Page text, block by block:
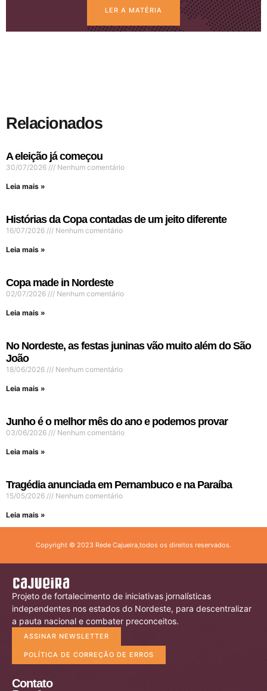
LER A MATÉRIA
Relacionados
A eleição já começou
30/07/2026 Nenhum comentário
Leia mais »
Histórias da Copa contadas de um jeito diferente
16/07/2026 Nenhum comentário
Leia mais »
Copa made in Nordeste
02/07/2026 Nenhum comentário
Leia mais »
No Nordeste, as festas juninas vão muito além do São
João
18/06/2026 Nenhum comentário
Leia mais »
Junho é o melhor mês do ano e podemos provar
03/06/2026 Nenhum comentário
Leia mais »
Tragédia anunciada em Pernambuco e na Paraíba
15/05/2026 Nenhum comentário
Leia mais »
Copyright © 2023 Rede Cajueira,todos os direitos reservados.
Projeto de fortalecimento de iniciativas jornalísticas
independentes nos estados do Nordeste, para descentralizar
a pauta nacional e combater preconceitos.
ASSINAR NEWSLETTER
POLÍTICA DE CORREÇÃO DE ERROS
Contato